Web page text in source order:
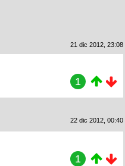
21 dic 2012, 23:08
1
22 dic 2012, 00:40
1